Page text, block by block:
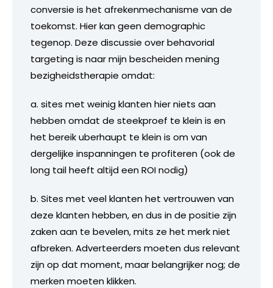
conversie is het afrekenmechanisme van de
toekomst. Hier kan geen demographic
tegenop. Deze discussie over behavorial
targeting is naar mijn bescheiden mening
bezigheidstherapie omdat:
a. sites met weinig klanten hier niets aan
hebben omdat de steekproef te klein is en
het bereik uberhaupt te klein is om van
dergelijke inspanningen te profiteren (ook de
long tail heeft altijd een ROI nodig)
b. Sites met veel klanten het vertrouwen van
deze klanten hebben, en dus in de positie zijn
zaken aan te bevelen, mits ze het merk niet
afbreken. Adverteerders moeten dus relevant
zijn op dat moment, maar belangrijker nog; de
merken moeten klikken.